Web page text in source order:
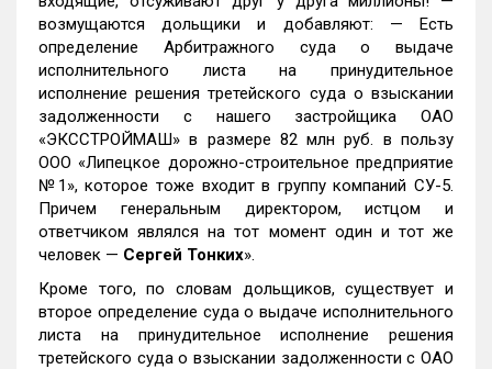
возмущаются дольщики и добавляют: — Есть
определение Арбитражного суда о выдаче
исполнительного листа на принудительное
исполнение решения третейского суда о взыскании
задолженности с нашего застройщика ОАО
«ЭКССТРОЙМАШ» в размере 82 млн руб. в пользу
ООО «Липецкое дорожно-строительное предприятие
№1», которое тоже входит в группу компаний СУ-5.
Причем генеральным директором, истцом и
ответчиком являлся на тот момент один и тот же
человек — Сергей Тонких».
Кроме того, по словам дольщиков, существует и
второе определение суда о выдаче исполнительного
листа на принудительное исполнение решения
третейского суда о взыскании задолженности с ОАО